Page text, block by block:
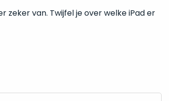
zeker van. Twijfel je over welke iPad er